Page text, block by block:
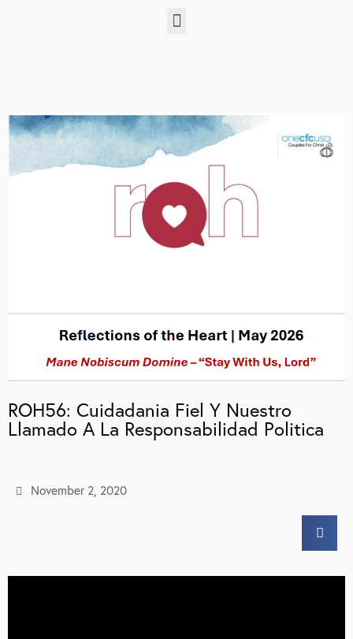
ROH56: Cuidadania Fiel Y Nuestro
Llamado A La Responsabilidad Politica
November 2, 2020